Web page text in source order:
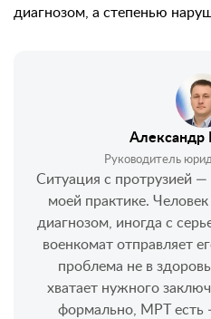
диагнозом, а степенью
Александр
Руководитель
Ситуация с протрузией
моей практике.
диагнозом, иногда с
военкомат отправляет
проблема не в
хватает нужного
формально, МРТ есть